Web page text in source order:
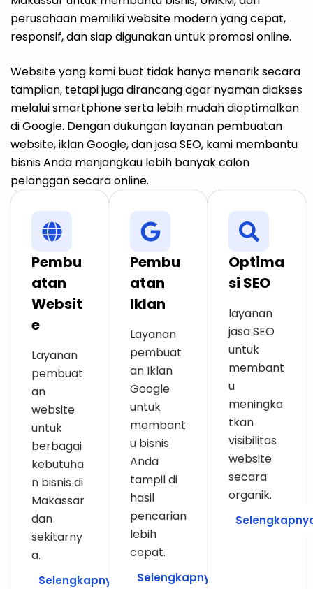
perusahaan memiliki website modern yang cepat,
responsif, dan siap digunakan untuk promosi online.
Website yang kami buat tidak hanya menarik secara
tampilan, tetapi juga dirancang agar nyaman diakses
melalui smartphone serta lebih mudah dioptimalkan
di Google. Dengan dukungan layanan pembuatan
website, iklan Google, dan jasa SEO, kami membantu
bisnis Anda menjangkau lebih banyak calon
pelanggan secara online.
Pembu
atan
Websit
e
Layanan
pembuat
an
website
untuk
berbagai
kebutuha
n bisnis di
Makassar
dan
sekitarny
a.
Selengkapnya
Pembu
atan
Iklan
Layanan
pembuat
an Iklan
Google
untuk
membant
u bisnis
Anda
tampil di
hasil
pencarian
lebih
cepat.
Selengkapnya
Optima
si SEO
layanan
jasa SEO
untuk
membant
u
meningka
tkan
visibilitas
website
secara
organik.